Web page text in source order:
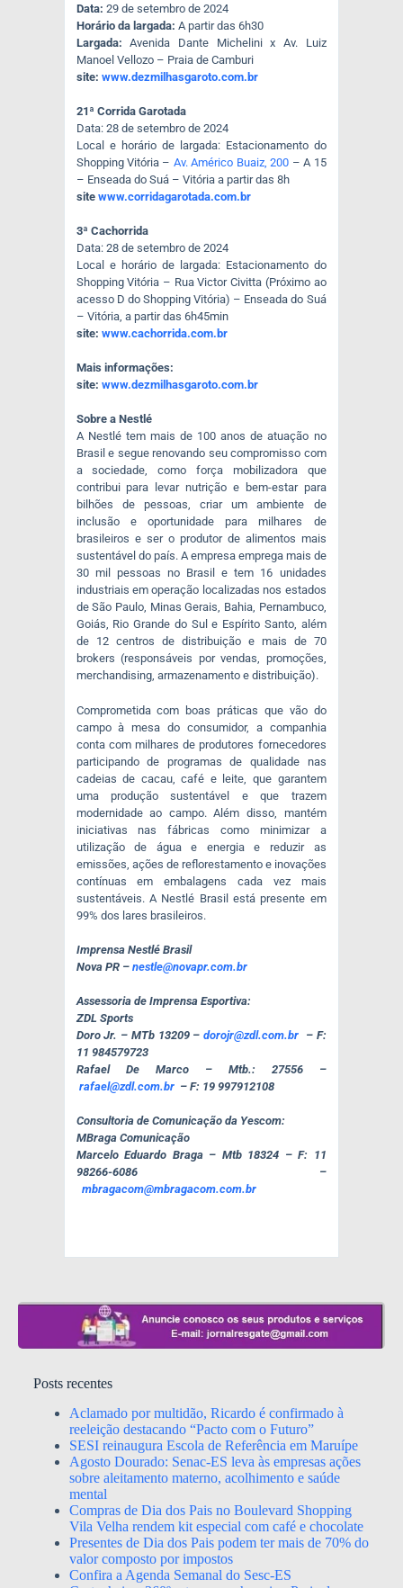
Data: 29 de setembro de 2024
Horário da largada: A partir das 6h30
Largada: Avenida Dante Michelini x Av. Luiz
Manoel Vellozo – Praia de Camburi
site: www.dezmilhasgaroto.com. br
21ª Corrida Garotada
Data: 28 de setembro de 2024
Local e horário de largada: Estacionamento do
Shopping Vitória – Av. Américo Buaiz, 200 – A 15
– Enseada do Suá – Vitória a partir das 8h
site www.corridagarotada.com. br
3ª Cachorrida
Data: 28 de setembro de 2024
Local e horário de largada: Estacionamento do
Shopping Vitória – Rua Victor Civitta (Próximo ao
acesso D do Shopping Vitória) – Enseada do Suá
– Vitória, a partir das 6h45min
site: www.cachorrida.com.br
Mais informações:
site: www.dezmilhasgaroto.com. br
Sobre a Nestlé
A Nestlé tem mais de 100 anos de atuação no
Brasil e segue renovando seu compromisso com
a sociedade, como força mobilizadora que
contribui para levar nutrição e bem-estar para
bilhões de pessoas, criar um ambiente de
inclusão e oportunidade para milhares de
brasileiros e ser o produtor de alimentos mais
sustentável do país. A empresa emprega mais de
30 mil pessoas no Brasil e tem 16 unidades
industriais em operação localizadas nos estados
de São Paulo, Minas Gerais, Bahia, Pernambuco,
Goiás, Rio Grande do Sul e Espírito Santo, além
de 12 centros de distribuição e mais de 70
brokers (responsáveis por vendas, promoções,
merchandising, armazenamento e distribuição).
Comprometida com boas práticas que vão do
campo à mesa do consumidor, a companhia
conta com milhares de produtores fornecedores
participando de programas de qualidade nas
cadeias de cacau, café e leite, que garantem
uma produção sustentável e que trazem
modernidade ao campo. Além disso, mantém
iniciativas nas fábricas como minimizar a
utilização de água e energia e reduzir as
emissões, ações de reflorestamento e inovações
contínuas em embalagens cada vez mais
sustentáveis. A Nestlé Brasil está presente em
99% dos lares brasileiros.
Imprensa Nestlé Brasil
Nova PR – nestle@novapr.com.br
Assessoria de Imprensa Esportiva:
ZDL Sports
Doro Jr. – MTb 13209 –dorojr@zdl.com.br – F:
11 984579723
Rafael De Marco – Mtb.: 27556 –
rafael@zdl.com.br– F: 19 997912108
Consultoria de Comunicação da Yescom:
MBraga Comunicação
Marcelo Eduardo Braga – Mtb 18324 – F: 11
98266-6086 –
mbragacom@mbragacom.com.br
Posts recentes
Aclamado por multidão, Ricardo é confirmado à
reeleição destacando “Pacto com o Futuro”
SESI reinaugura Escola de Referência em Maruípe
Agosto Dourado: Senac-ES leva às empresas ações
sobre aleitamento materno, acolhimento e saúde
mental
Compras de Dia dos Pais no Boulevard Shopping
Vila Velha rendem kit especial com café e chocolate
Presentes de Dia dos Pais podem ter mais de 70% do
valor composto por impostos
Confira a Agenda Semanal do Sesc-ES